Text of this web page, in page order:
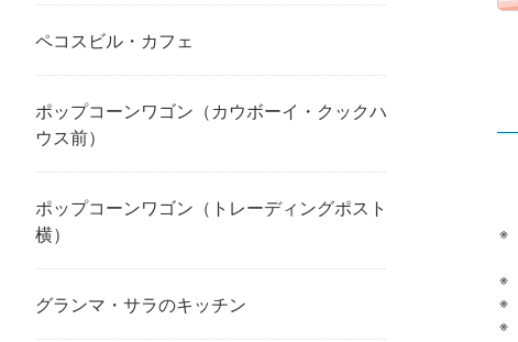
ペコスビル・カフェ
ポップコーンワゴン（カウボーイ・クックハ
ウス前）
ポップコーンワゴン（トレーディングポスト
横）
グランマ・サラのキッチン